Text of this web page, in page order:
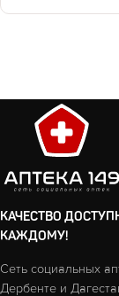
КАЧЕСТВО
КАЖДОМУ!
Сеть социальных
Дербенте и